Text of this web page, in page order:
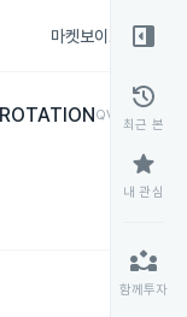
마켓보이스
QVOY
right_panel_open
history
최근 본
star
내 관심
partner_exchange
함께투자